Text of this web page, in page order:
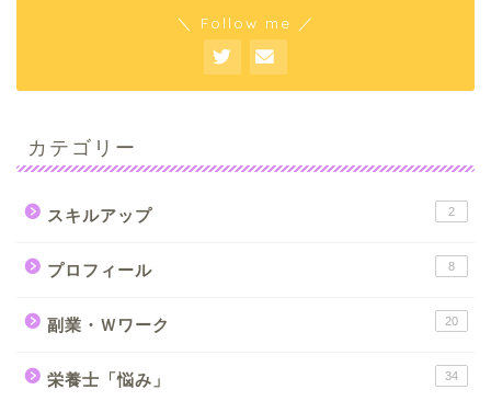
＼ Follow me ／
カテゴリー
スキルアップ 2
プロフィール 8
副業・Ｗワーク 20
栄養士「悩み」 34